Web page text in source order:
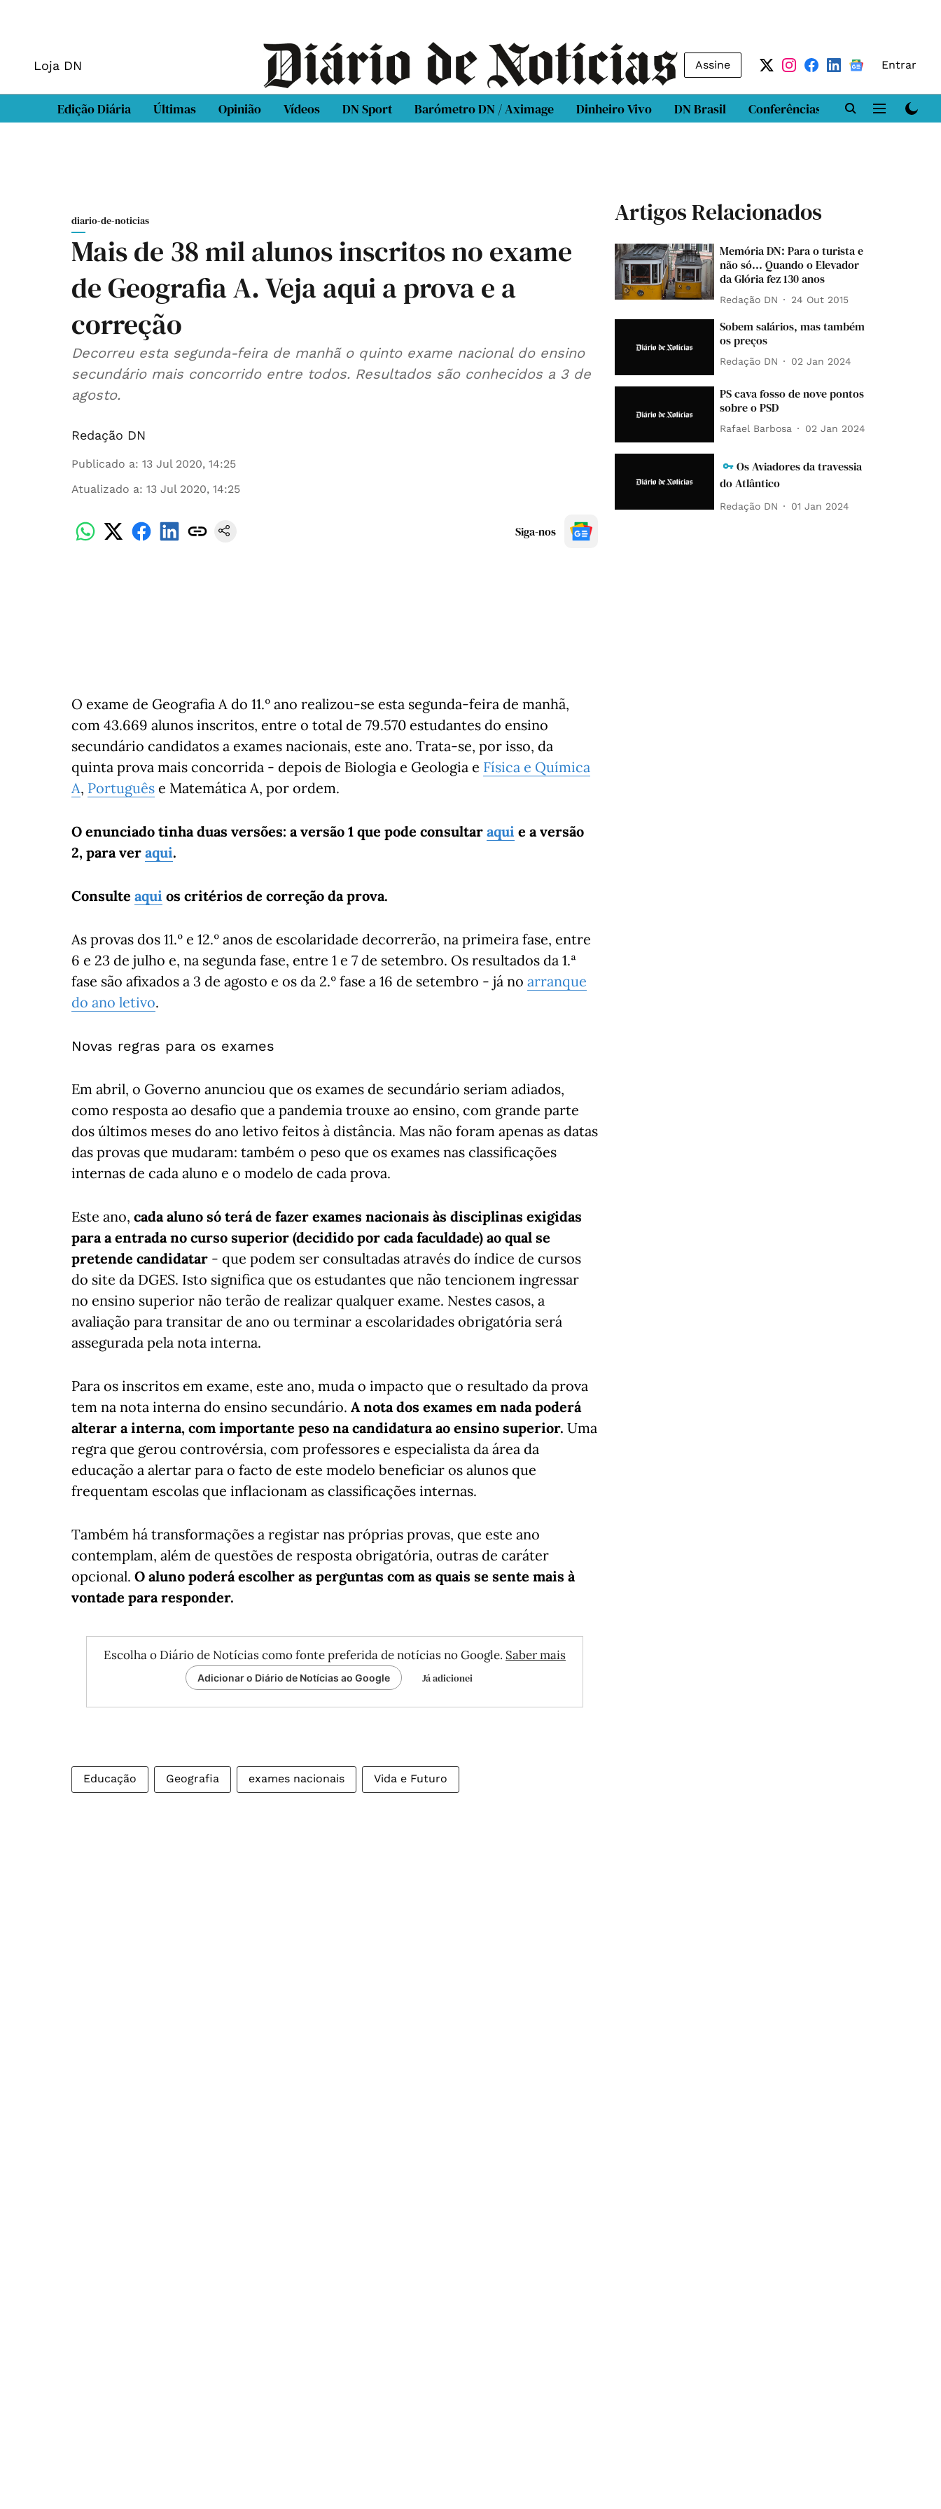
Loja DN Assine Entrar
Edição Diária Últimas Opinião Vídeos DN Sport Barómetro DN / Aximage Dinheiro Vivo DN Brasil Conferências DN LAB
diario-de-noticias
Mais de 38 mil alunos inscritos no exame
de Geografia A. Veja aqui a prova e a
correção
Decorreu esta segunda-feira de manhã o quinto exame nacional do ensino
secundário mais concorrido entre todos. Resultados são conhecidos a 3 de
agosto.
Redação DN
Publicado a: 13 Jul 2020, 14:25
Atualizado a: 13 Jul 2020, 14:25
Siga-nos
O exame de Geografia A do 11.º ano realizou-se esta segunda-feira de manhã,
com 43.669 alunos inscritos, entre o total de 79.570 estudantes do ensino
secundário candidatos a exames nacionais, este ano. Trata-se, por isso, da
quinta prova mais concorrida - depois de Biologia e Geologia e Física e Química
A, Português e Matemática A, por ordem.
O enunciado tinha duas versões: a versão 1 que pode consultar aqui e a versão
2, para ver aqui.
Consulte aqui os critérios de correção da prova.
As provas dos 11.º e 12.º anos de escolaridade decorrerão, na primeira fase, entre
6 e 23 de julho e, na segunda fase, entre 1 e 7 de setembro. Os resultados da 1.ª
fase são afixados a 3 de agosto e os da 2.º fase a 16 de setembro - já no arranque
do ano letivo.
Novas regras para os exames
Em abril, o Governo anunciou que os exames de secundário seriam adiados,
como resposta ao desafio que a pandemia trouxe ao ensino, com grande parte
dos últimos meses do ano letivo feitos à distância. Mas não foram apenas as datas
das provas que mudaram: também o peso que os exames nas classificações
internas de cada aluno e o modelo de cada prova.
Este ano, cada aluno só terá de fazer exames nacionais às disciplinas exigidas
para a entrada no curso superior (decidido por cada faculdade) ao qual se
pretende candidatar - que podem ser consultadas através do índice de cursos
do site da DGES. Isto significa que os estudantes que não tencionem ingressar
no ensino superior não terão de realizar qualquer exame. Nestes casos, a
avaliação para transitar de ano ou terminar a escolaridades obrigatória será
assegurada pela nota interna.
Para os inscritos em exame, este ano, muda o impacto que o resultado da prova
tem na nota interna do ensino secundário. A nota dos exames em nada poderá
alterar a interna, com importante peso na candidatura ao ensino superior. Uma
regra que gerou controvérsia, com professores e especialista da área da
educação a alertar para o facto de este modelo beneficiar os alunos que
frequentam escolas que inflacionam as classificações internas.
Também há transformações a registar nas próprias provas, que este ano
contemplam, além de questões de resposta obrigatória, outras de caráter
opcional. O aluno poderá escolher as perguntas com as quais se sente mais à
vontade para responder.
Escolha o Diário de Notícias como fonte preferida de notícias no Google. Saber mais
Adicionar o Diário de Notícias ao Google Já adicionei
Educação Geografia exames nacionais Vida e Futuro
Artigos Relacionados
Memória DN: Para o turista e
não só... Quando o Elevador
da Glória fez 130 anos
Redação DN 24 Out 2015
Sobem salários, mas também
os preços
Redação DN 02 Jan 2024
PS cava fosso de nove pontos
sobre o PSD
Rafael Barbosa 02 Jan 2024
Os Aviadores da travessia
do Atlântico
Redação DN 01 Jan 2024